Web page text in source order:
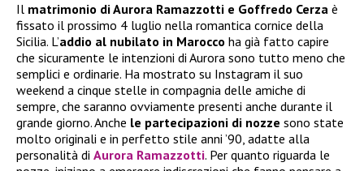
Il matrimonio di Aurora Ramazzotti e Goffredo Cerza è
fissato il prossimo 4 luglio nella romantica cornice della
Sicilia. L’addio al nubilato in Marocco ha già fatto capire
che sicuramente le intenzioni di Aurora sono tutto meno che
semplici e ordinarie. Ha mostrato su Instagram il suo
weekend a cinque stelle in compagnia delle amiche di
sempre, che saranno ovviamente presenti anche durante il
grande giorno. Anche le partecipazioni di nozze sono state
molto originali e in perfetto stile anni ’90, adatte alla
personalità di Aurora Ramazzotti. Per quanto riguarda le